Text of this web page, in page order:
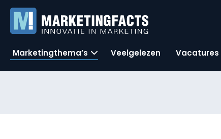
Marketingthema’s Veelgelezen Vacatures